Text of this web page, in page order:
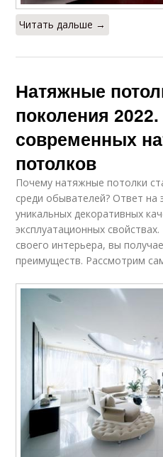
натяжного потолка
Потолки с
подсветкой
Многоуровневые
Потолок со
звукоизоляций
Читать дальше →
Натяжные
поколения
современных
потолков
Почему натяжные потолки
среди обывателей? Ответ на
уникальных декоративных
эксплуатационных
своего интерьера, вы
преимуществ. Рассмотрим